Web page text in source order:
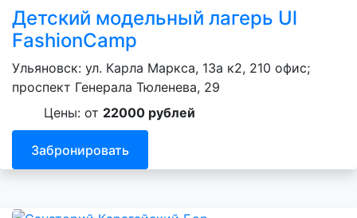
Детский модельный лагерь Ul
FashionCamp
Ульяновск: ул. Карла Маркса, 13а к2, 210 офис;
проспект Генерала Тюленева, 29
Цены: от 22000 рублей
Забронировать